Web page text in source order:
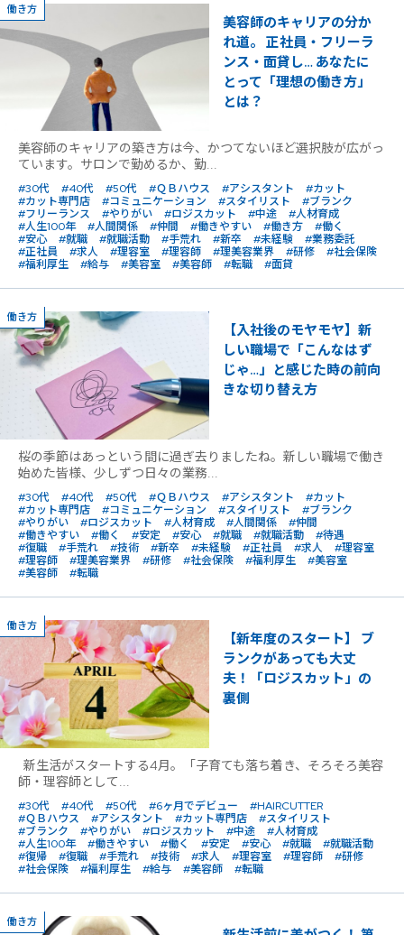
働き方
美容師のキャリアの分か
れ道。 正社員・フリーラ
ンス・面貸し… あなたに
とって「理想の働き方」
とは？
美容師のキャリアの築き方は今、かつてないほど選択肢が広がっ
ています。サロンで勤めるか、勤...
#30代 #40代 #50代 #ＱＢハウス #アシスタント
#カット
#カット専門店
#コミュニケーション #スタイリスト
#ブランク
#フリーランス
#やりがい #ロジスカット #中途
#人材育成
#人生100年
#人間関係 #仲間 #働きやすい #働き方
#働く
#安心
#就職 #就職活動 #手荒れ #新卒 #未経験
#業務委託
#正社員
#求人 #理容室 #理容師 #理美容業界 #研修
#社会保険
#福利厚生
#給与 #美容室 #美容師 #転職 #面貸
働き方
【入社後のモヤモヤ】新
しい職場で「こんなはず
じゃ…」と感じた時の前向
きな切り替え方
桜の季節はあっという間に過ぎ去りましたね。新しい職場で働き
始めた皆様、少しずつ日々の業務...
#30代 #40代 #50代 #ＱＢハウス #アシスタント
#カット
#カット専門店
#コミュニケーション #スタイリスト
#ブランク
#やりがい
#ロジスカット #人材育成 #人間関係
#仲間
#働きやすい
#働く #安定 #安心 #就職 #就職活動
#待遇
#復職
#手荒れ #技術 #新卒 #未経験 #正社員 #求人
#理容室
#理容師
#理美容業界 #研修 #社会保険 #福利厚生
#美容室
#美容師
#転職
働き方
【新年度のスタート】 ブ
ランクがあっても大丈
夫！「ロジスカット」の
裏側
新生活がスタートする4月。「子育ても落ち着き、そろそろ美容
師・理容師として...
#30代 #40代 #50代 #6ヶ月でデビュー
#HAIRCUTTER
#ＱＢハウス
#アシスタント #カット専門店
#スタイリスト
#ブランク
#やりがい #ロジスカット #中途
#人材育成
#人生100年
#働きやすい #働く #安定 #安心 #就職
#就職活動
#復帰
#復職 #手荒れ #技術 #求人 #理容室 #理容師
#研修
#社会保険
#福利厚生 #給与 #美容師 #転職
働き方